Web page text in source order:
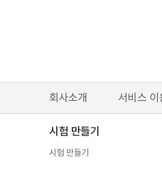
회사소개 서비스 이
시험 만들기
시험 만들기